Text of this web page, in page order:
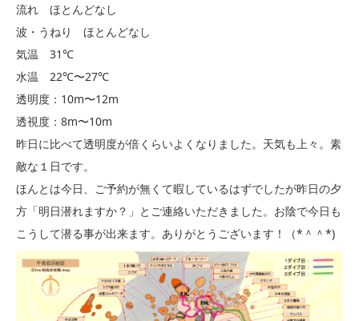
流れ ほとんどなし
波・うねり ほとんどなし
気温 31℃
水温 22℃〜27℃
透明度：10m〜12m
透視度：8m〜10m
昨日に比べて透明度が倍くらいよくなりました。天気も上々。素
敵な１日です。
ほんとは今日、ご予約が無くて暇しているはずでしたが昨日の夕
方「明日潜れますか？」とご連絡いただきました。お陰で今日も
こうして潜る事が出来ます。ありがとうございます！（*＾＾*)